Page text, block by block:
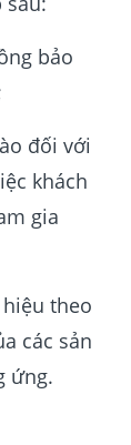
bảo
đối với
khách
gia
theo
các sản
ứng.